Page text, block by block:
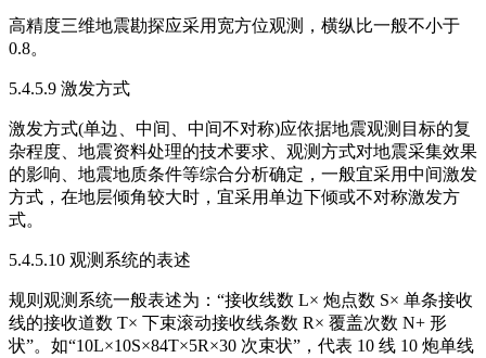
高精度三维地震勘探应采用宽方位观测，横纵比一般不小于
0.8。
5.4.5.9 激发方式
激发方式(单边、中间、中间不对称)应依据地震观测目标的复
杂程度、地震资料处理的技术要求、观测方式对地震采集效果
的影响、地震地质条件等综合分析确定，一般宜采用中间激发
方式，在地层倾角较大时，宜采用单边下倾或不对称激发方
式。
5.4.5.10 观测系统的表述
规则观测系统一般表述为：“接收线数 L× 炮点数 S× 单条接收
线的接收道数 T× 下束滚动接收线条数 R× 覆盖次数 N+ 形
状”。如“10L×10S×84T×5R×30 次束状”，代表 10 线 10 炮单线